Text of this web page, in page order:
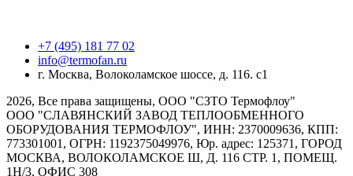
+7 (495) 181 77 02
info@termofan.ru
г. Москва, Волоколамское шоссе, д. 116. с1
2026, Все права защищены, ООО "СЗТО Термофлоу"
ООО "СЛАВЯНСКИЙ ЗАВОД ТЕПЛООБМЕННОГО
ОБОРУДОВАНИЯ ТЕРМОФЛОУ", ИНН: 2370009636, КПП:
773301001, ОГРН: 1192375049976, Юр. адрес: 125371, ГОРОД
МОСКВА, ВОЛОКОЛАМСКОЕ Ш, Д. 116 СТР. 1, ПОМЕЩ.
1Н/3, ОФИС 308